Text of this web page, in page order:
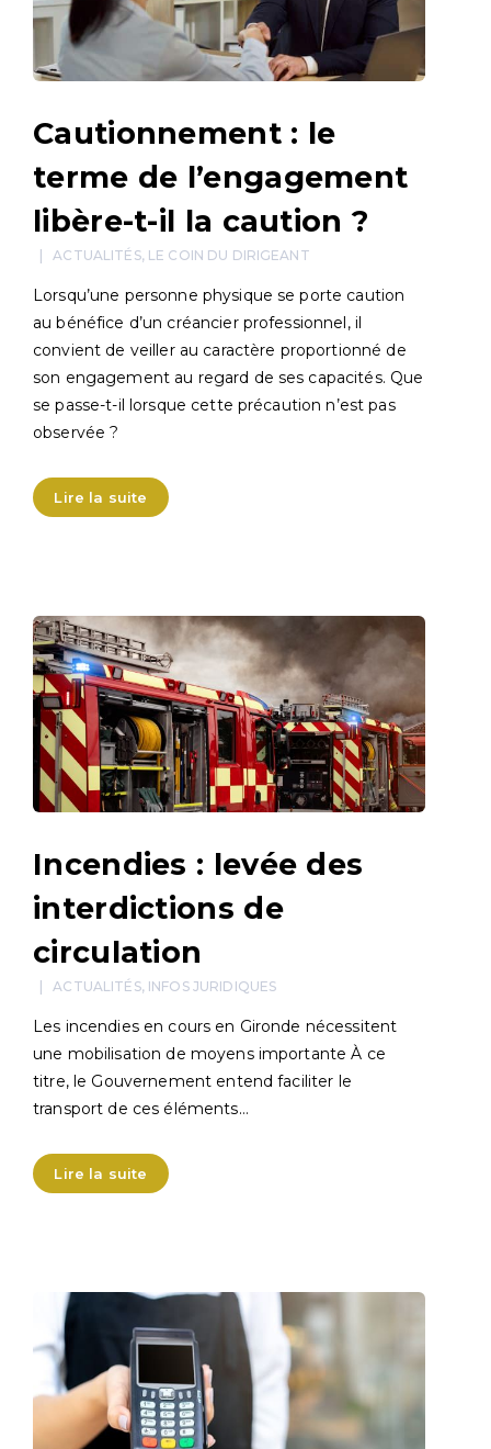
Cautionnement : le
terme de l’engagement
libère-t-il la caution ?
ACTUALITÉS, LE COIN DU DIRIGEANT
Lorsqu’une personne physique se porte caution
au bénéfice d’un créancier professionnel, il
convient de veiller au caractère proportionné de
son engagement au regard de ses capacités. Que
se passe-t-il lorsque cette précaution n’est pas
observée ?
Lire la suite
Incendies : levée des
interdictions de
circulation
ACTUALITÉS, INFOS JURIDIQUES
Les incendies en cours en Gironde nécessitent
une mobilisation de moyens importante À ce
titre, le Gouvernement entend faciliter le
transport de ces éléments…
Lire la suite